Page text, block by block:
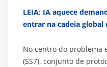
LEIA: IA aquece
entrar na cadeia global
No centro do problema
(SS7), conjunto de